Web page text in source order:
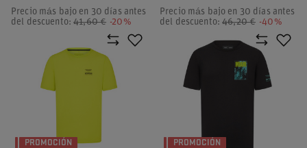
Precio más bajo en 30 días antes
del descuento:41,60 € -20%
Precio más bajo en 30 días antes
del descuento:46,20 € -40%
PROMOCIÓN
PROMOCIÓN